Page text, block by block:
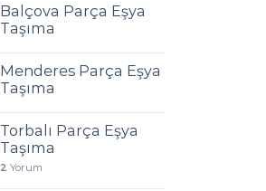
Balçova Parça Eşya
Taşıma
Menderes Parça Eşya
Taşıma
Torbalı Parça Eşya
Taşıma
2 Yorum